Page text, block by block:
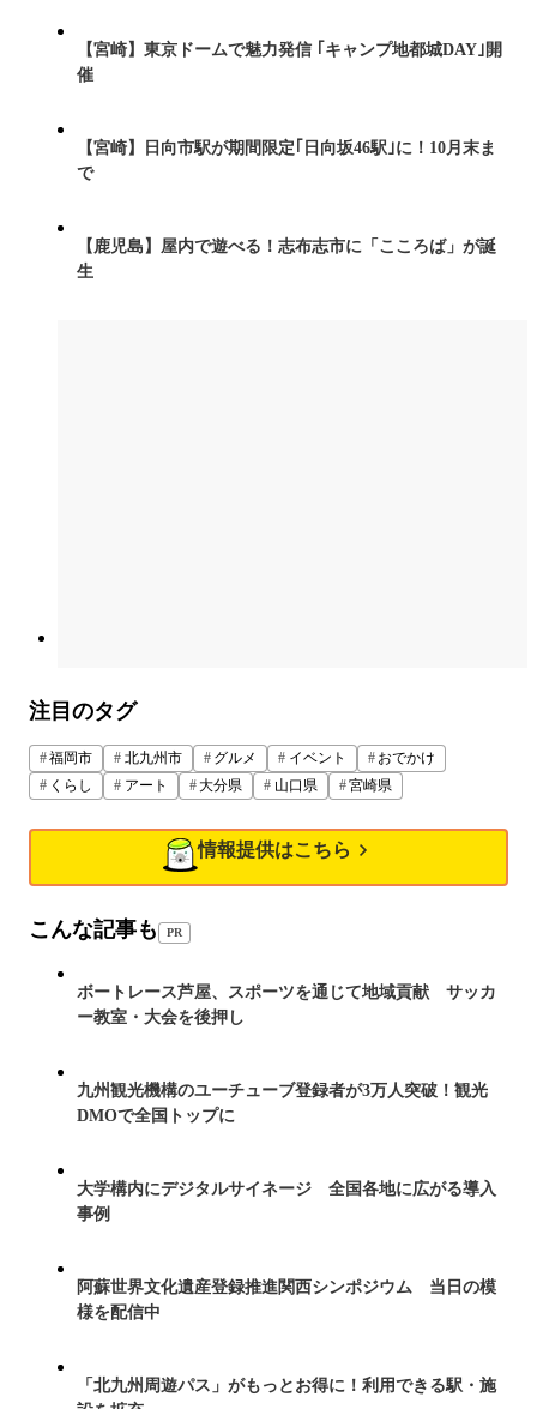
【宮崎】東京ドームで魅力発信 ｢キャンプ地都城DAY｣開
催
【宮崎】日向市駅が期間限定｢日向坂46駅｣に！10月末ま
で
【鹿児島】屋内で遊べる！志布志市に「こころば」が誕
生
注目のタグ
福岡市 北九州市 グルメ イベント
おでかけ
くらし
アート 大分県 山口県 宮崎県
情報提供はこちら
こんな記事も PR
ボートレース芦屋、スポーツを通じて地域貢献 サッカ
ー教室・大会を後押し
九州観光機構のユーチューブ登録者が3万人突破！観光
DMOで全国トップに
大学構内にデジタルサイネージ 全国各地に広がる導入
事例
阿蘇世界文化遺産登録推進関西シンポジウム 当日の模
様を配信中
「北九州周遊パス」がもっとお得に！利用できる駅・施